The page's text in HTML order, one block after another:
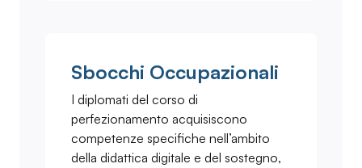
Sbocchi Occupazionali
I diplomati del corso di
perfezionamento acquisiscono
competenze specifiche nell’ambito
della didattica digitale e del sostegno,